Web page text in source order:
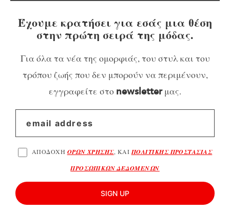
Έχουμε κρατήσει για εσάς μια θέση
στην πρώτη σειρά της μόδας.
Για όλα τα νέα της ομορφιάς, του στυλ και του
τρόπου ζωής που δεν μπορούν να περιμένουν,
εγγραφείτε στο newsletterμας.
ΑΠΟΔΟΧΗ ΟΡΩΝ ΧΡΗΣΗΣ, ΚΑΙ ΠΟΛΙΤΙΚΗΣ ΠΡΟΣΤΑΣΙΑΣ
ΠΡΟΣΩΠΙΚΩΝ ΔΕΔΟΜΕΝΩΝ
SIGN UP